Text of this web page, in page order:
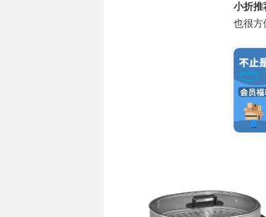
小折推
也很方